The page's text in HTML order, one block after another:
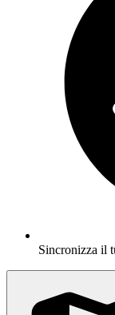
Sincronizza il